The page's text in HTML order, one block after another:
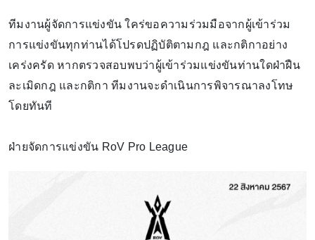
ทีมงานผู้จัดการแข่งขัน ใคร่ขอความร่วมมือจากผู้เข้าร่วม
การแข่งขันทุกท่านได้โปรดปฏิบัติตามกฎ และกติกาอย่าง
เคร่งครัด หากตรวจสอบพบว่าผู้เข้าร่วมแข่งขันท่านใดฝ่าฝืน
ละเมิดกฎ และกติกา ทีมงานจะดำเนินการพิจารณาลงโทษ
โดยทันที
ฝ่ายจัดการแข่งขัน RoV Pro League